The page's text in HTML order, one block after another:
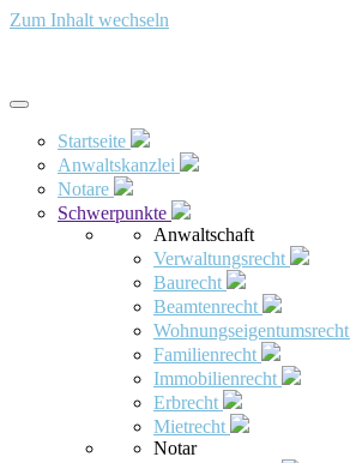
Zum Inhalt wechseln
Startseite
Anwaltskanzlei
Notare
Schwerpunkte
Anwaltschaft
Verwaltungsrecht
Baurecht
Beamtenrecht
Wohnungseigentumsrecht
Familienrecht
Immobilienrecht
Erbrecht
Mietrecht
Notar